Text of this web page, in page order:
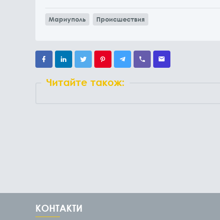
Мариуполь Происшествия
Читайте також:
КОНТАКТИ